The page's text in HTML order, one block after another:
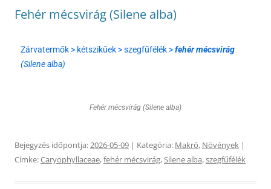
Fehér mécsvirág (Silene alba)
Zárvatermők > kétszikűek > szegfűfélék >fehér mécsvirág
(Silene alba)
Fehér mécsvirág (Silene alba)
Bejegyzés időpontja:2026-05-09 | Kategória: Makró, Növények |
Címke:Caryophyllaceae,fehér mécsvirág,Silene alba,szegfűfélék